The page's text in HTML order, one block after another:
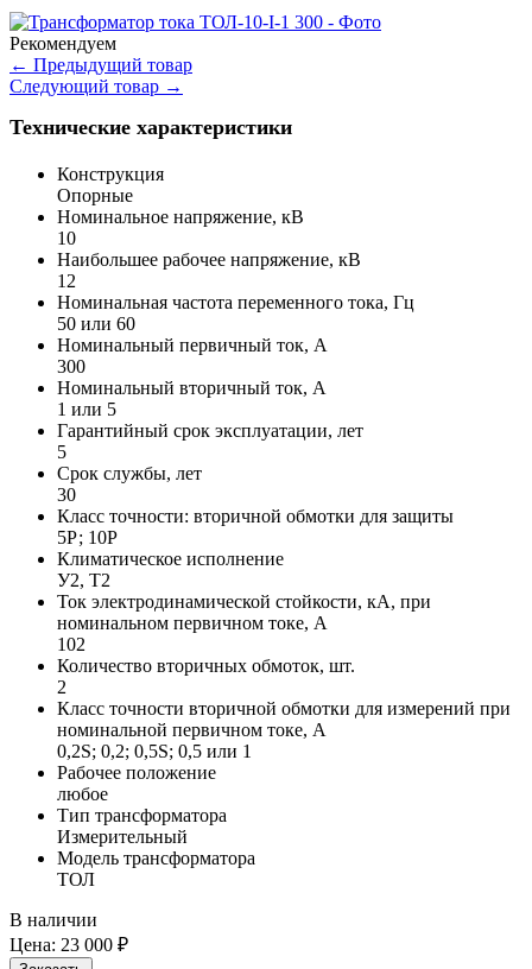
Рекомендуем
← Предыдущий товар
Следующий товар →
Технические характеристики
Конструкция
Опорные
Номинальное напряжение, кВ
10
Наибольшее рабочее напряжение, кВ
12
Номинальная частота переменного тока, Гц
50 или 60
Номинальный первичный ток, А
300
Номинальный вторичный ток, А
1 или 5
Гарантийный срок эксплуатации, лет
5
Срок службы, лет
30
Класс точности: вторичной обмотки для защиты
5Р; 10Р
Климатическое исполнение
У2, Т2
Ток электродинамической стойкости, кА, при
номинальном первичном токе, А
102
Количество вторичных обмоток, шт.
2
Класс точности вторичной обмотки для измерений при
номинальной первичном токе, А
0,2S; 0,2; 0,5S; 0,5 или 1
Рабочее положение
любое
Тип трансформатора
Измерительный
Модель трансформатора
ТОЛ
В наличии
Цена: 23 000 ₽